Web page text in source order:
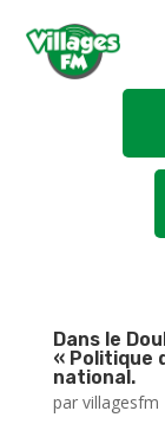
Dans le
« Politique
national.
par villagesfm